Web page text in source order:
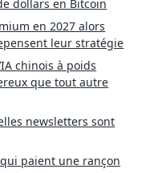
dollars en Bitcoin
en 2027 alors
leur stratégie
chinois à poids
que tout autre
newsletters sont
paient une rançon